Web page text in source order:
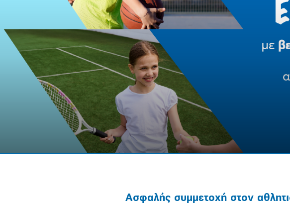
Ασφαλής συμμετοχή στον